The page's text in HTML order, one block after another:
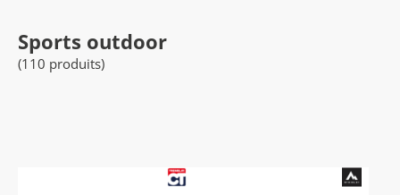
Sports outdoor
(110 produits)